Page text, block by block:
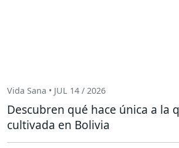
Vida Sana • JUL 14 / 2026
Descubren qué hace única a la
cultivada en Bolivia